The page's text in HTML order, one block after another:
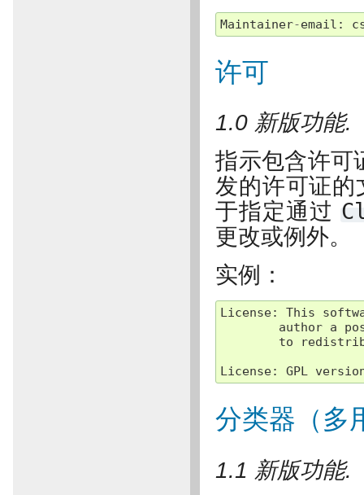
Maintainer-email :
许可
1.0 新版功能.
指示包含许可
发的许可证
于指定通过
更改或例外。
实例：
License: This
author a
to
License: GPL
分类器（多
1.1 新版功能.